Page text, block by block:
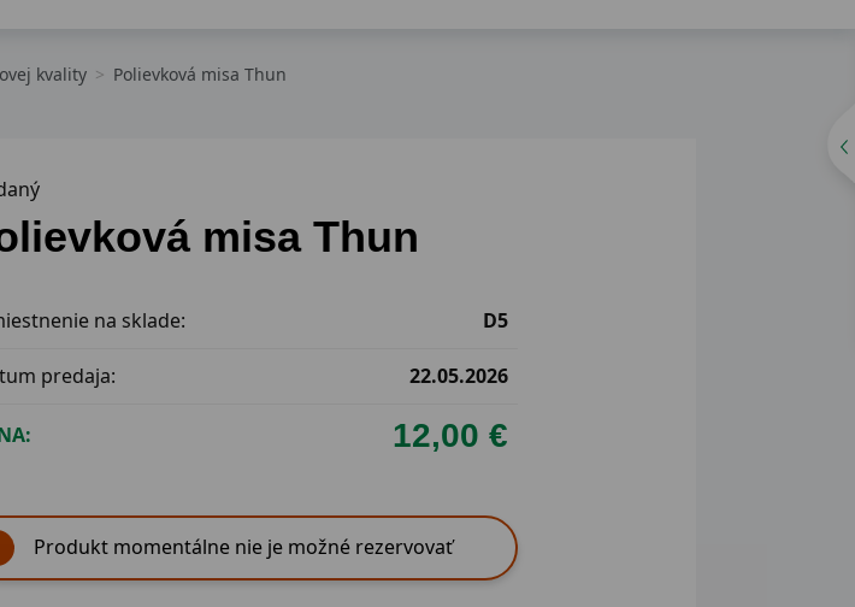
kvality Polievková misa Thun
misa Thun
na sklade: D5
predaja: 22.05.2026
12,00 €
Produkt momentálne nie je možné rezervovať